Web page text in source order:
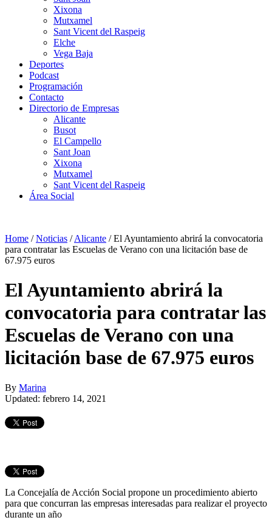
Xixona
Mutxamel
Sant Vicent del Raspeig
Elche
Vega Baja
Deportes
Podcast
Programación
Contacto
Directorio de Empresas
Alicante
Busot
El Campello
Sant Joan
Xixona
Mutxamel
Sant Vicent del Raspeig
Área Social
Home /Noticias /Alicante /El Ayuntamiento abrirá la convocatoria
para contratar las Escuelas de Verano con una licitación base de
67.975 euros
El Ayuntamiento abrirá la
convocatoria para contratar las
Escuelas de Verano con una
licitación base de 67.975 euros
By Marina
Updated: febrero 14, 2021
La Concejalía de Acción Social propone un procedimiento abierto
para que concurran las empresas interesadas para realizar el proyecto
durante un año